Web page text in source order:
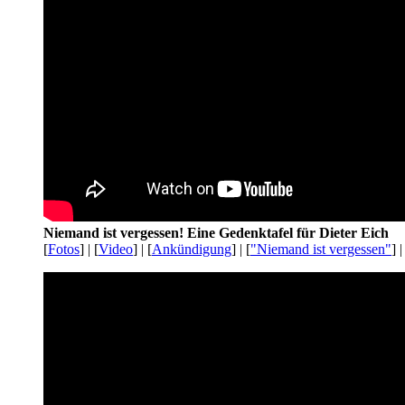
Niemand ist vergessen! Eine Gedenktafel für Dieter Eich
[Fotos] | [Video] | [Ankündigung] | ["Niemand ist vergessen"]